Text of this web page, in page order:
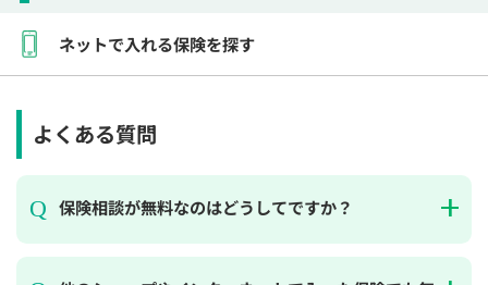
ネットで入れる保険を探す
よくある質問
保険相談が無料なのはどうしてですか？